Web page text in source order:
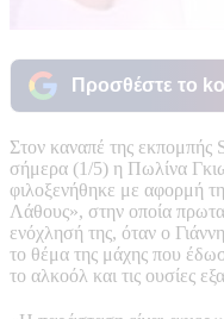
Προσθέστε το
Στον καναπέ της εκπομπής
σήμερα (1/5) η Πωλίνα
φιλοξενήθηκε με αφορμή
Λάθους», στην οποία
ενόχλησή της, όταν ο
το θέμα της μάχης που
το αλκοόλ και τις ουσίες